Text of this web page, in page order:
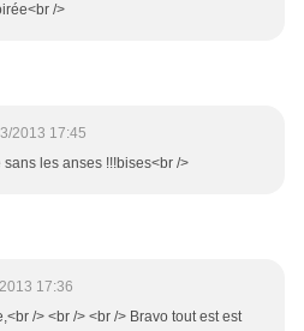
/>
2013 17:45
les anses !!!bises<br />
17:36
/> <br /> <br /> Bravo tout est est